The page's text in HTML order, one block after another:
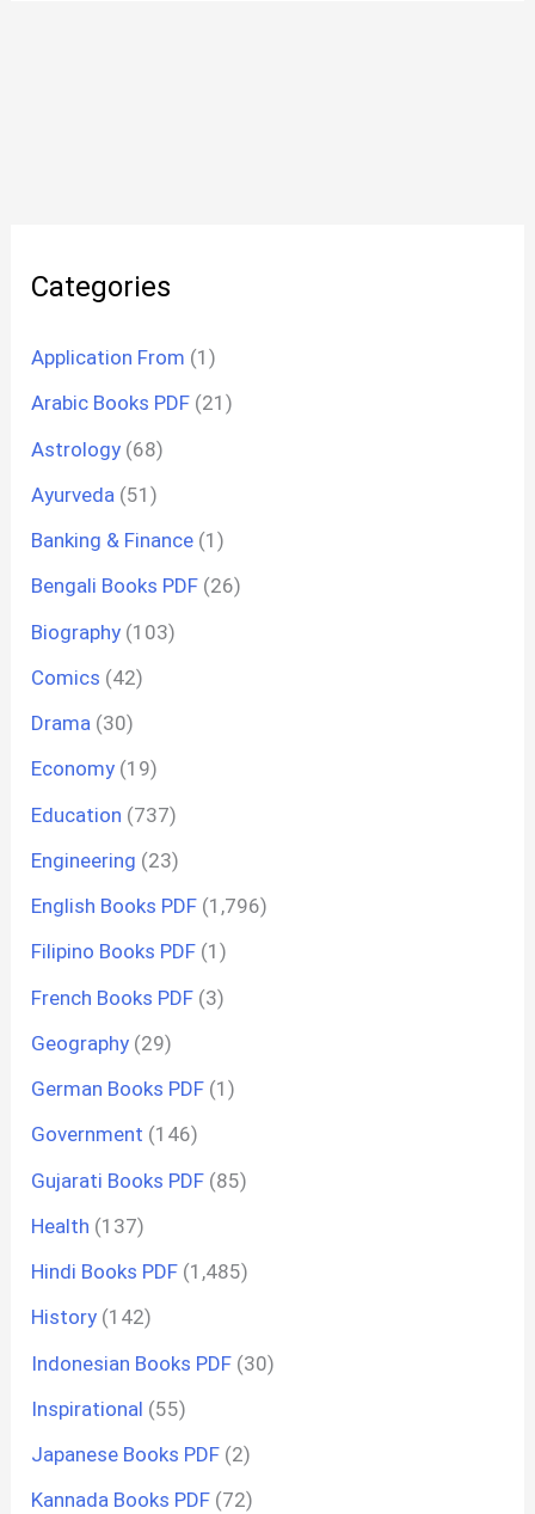
Categories
Application From (1)
Arabic Books PDF (21)
Astrology (68)
Ayurveda (51)
Banking & Finance (1)
Bengali Books PDF (26)
Biography (103)
Comics (42)
Drama (30)
Economy (19)
Education (737)
Engineering (23)
English Books PDF (1,796)
Filipino Books PDF (1)
French Books PDF (3)
Geography (29)
German Books PDF (1)
Government (146)
Gujarati Books PDF (85)
Health (137)
Hindi Books PDF (1,485)
History (142)
Indonesian Books PDF (30)
Inspirational (55)
Japanese Books PDF (2)
Kannada Books PDF (72)